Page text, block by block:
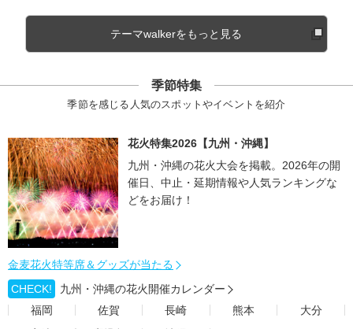
テーマwalkerをもっと見る
季節特集
季節を感じる人気のスポットやイベントを紹介
花火特集2026【九州・沖縄】
九州・沖縄の花火大会を掲載。2026年の開
催日、中止・延期情報や人気ランキングな
どをお届け！
金麦花火特等席＆グッズが当たる
CHECK!
九州・沖縄の花火開催カレンダー
福岡
佐賀 長崎 熊本
大分